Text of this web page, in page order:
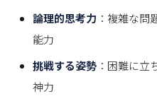
論理的思考力 ：複雑な問
能力
挑戦する姿勢 ：困難に
神力